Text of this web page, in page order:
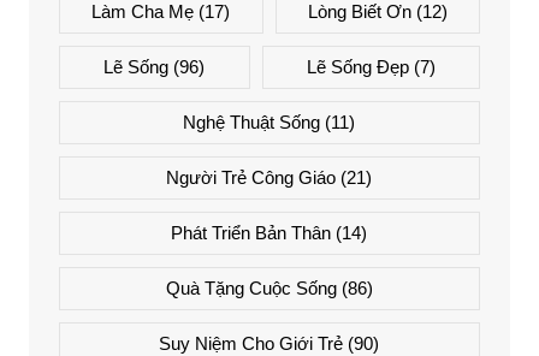
Làm Cha Mẹ (17) Lòng Biết Ơn(12)
Lẽ Sống (96) Lẽ Sống Đẹp(7)
Nghệ Thuật Sống (11)
Người Trẻ Công Giáo (21)
Phát Triển Bản Thân (14)
Quà Tặng Cuộc Sống(86)
Suy Niệm Cho Giới Trẻ (90)